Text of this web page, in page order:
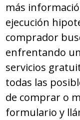
más
ejecución
comprador
enfrentando
servicios
todas las
de comprar o
formulario y